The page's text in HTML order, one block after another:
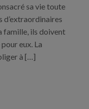
sa vie toute
d’extraordinaires
famille, ils doivent
eux. La
à […]